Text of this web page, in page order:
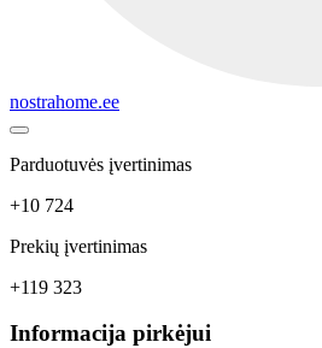
nostrahome.ee
Parduotuvės įvertinimas
+10 724
Prekių įvertinimas
+119 323
Informacija pirkėjui